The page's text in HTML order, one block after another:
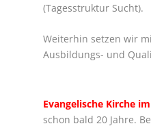
(Tagesstruktur Sucht).
Weiterhin setzen wir
Ausbildungs- und
Evangelische Kirche
schon bald 20 Jahre.